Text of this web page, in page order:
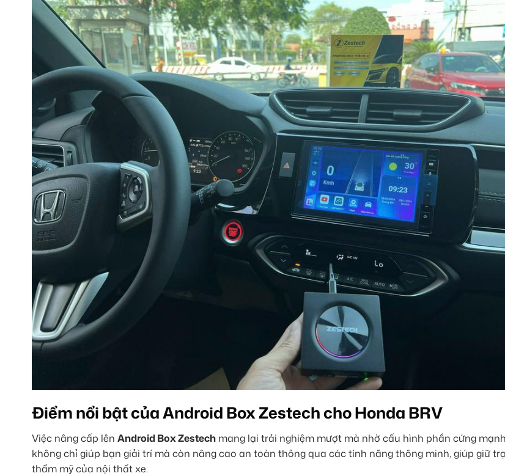
Điểm nổi bật của Android Box Zestech cho Honda BRV
Việc nâng cấp lên Android Box Zestech mang lại trải nghiệm mượt mà nhờ cấu hình phần cứng
không chỉ giúp bạn giải trí mà còn nâng cao an toàn thông qua các tính năng thông minh, giúp giữ
thẩm mỹ của nội thất xe.